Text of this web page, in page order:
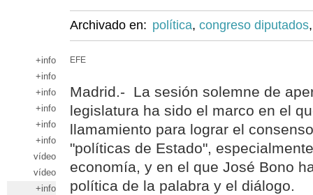
Archivado en: política, congreso diputados
+info
+info
+info
+info
+info
+info
vídeo
vídeo
+info
EFE
Madrid.- La sesión solemne de
legislatura ha sido el marco en el
llamamiento para lograr el
"políticas de Estado",
economía, y en el que José Bono
política de la palabra y el diálogo.